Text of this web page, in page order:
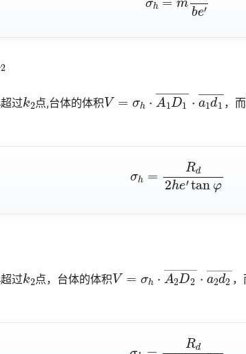
超过k 点,台体的体积V= 1D1―⋅ 1d1―，而
σh=Rd2he′tanφ
超过k 点，台体的体积V= 2D2― a2d2
σh=Rd4h2tan2φ